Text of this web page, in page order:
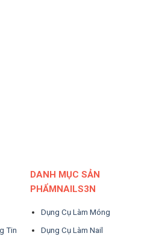
Tin
DANH MỤC SẢN
PHẨMNAILS3N
Dụng Cụ Làm Móng
Dụng Cụ Làm Nail